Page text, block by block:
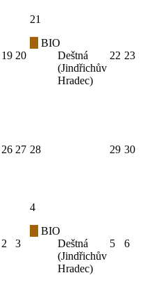
19 20
21
BIO
Deštná
(Jindřichův
Hradec)
22 23
26 27 28 29 30
2 3
4
BIO
Deštná
(Jindřichův
Hradec)
5 6